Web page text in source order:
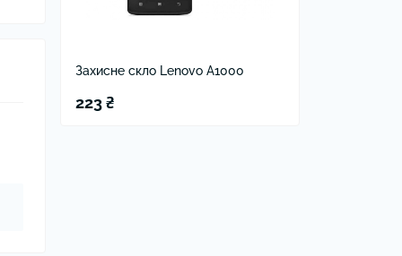
Захисне скло Lenovo A1000
223 ₴